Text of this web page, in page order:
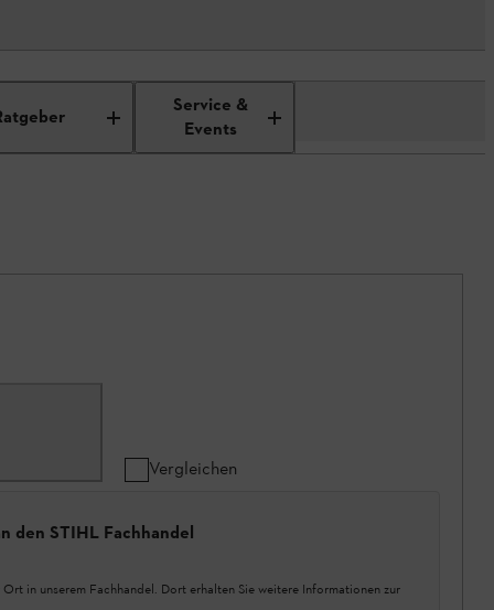
Service &
Events
Vergleichen
den STIHL Fachhandel
in unserem Fachhandel. Dort erhalten Sie weitere Informationen zur